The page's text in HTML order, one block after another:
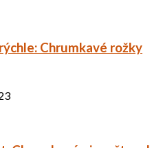
Chrumkavé rožky